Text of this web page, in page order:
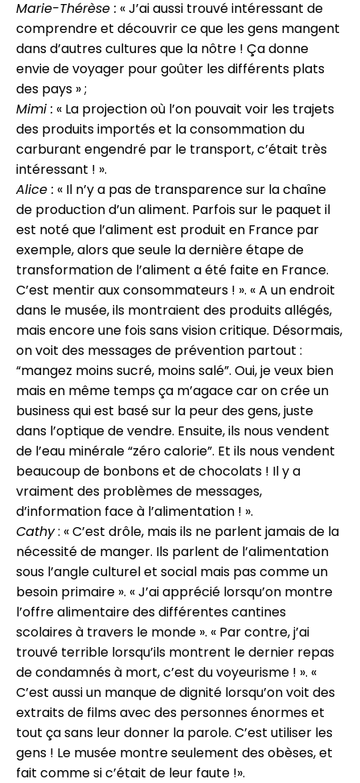
Marie-Thérèse : « J’ai aussi trouvé intéressant de
comprendre et découvrir ce que les gens mangent
dans d’autres cultures que la nôtre ! Ça donne
envie de voyager pour goûter les différents plats
des pays » ;
Mimi : « La projection où l’on pouvait voir les trajets
des produits importés et la consommation du
carburant engendré par le transport, c’était très
intéressant ! ».
Alice : « Il n’y a pas de transparence sur la chaîne
de production d’un aliment. Parfois sur le paquet il
est noté que l’aliment est produit en France par
exemple, alors que seule la dernière étape de
transformation de l’aliment a été faite en France.
C’est mentir aux consommateurs ! ». « A un endroit
dans le musée, ils montraient des produits allégés,
mais encore une fois sans vision critique. Désormais,
on voit des messages de prévention partout :
“mangez moins sucré, moins salé”. Oui, je veux bien
mais en même temps ça m’agace car on crée un
business qui est basé sur la peur des gens, juste
dans l’optique de vendre. Ensuite, ils nous vendent
de l’eau minérale “zéro calorie”. Et ils nous vendent
beaucoup de bonbons et de chocolats ! Il y a
vraiment des problèmes de messages,
d’information face à l’alimentation ! ».
Cathy: « C’est drôle, mais ils ne parlent jamais de la
nécessité de manger. Ils parlent de l’alimentation
sous l’angle culturel et social mais pas comme un
besoin primaire ». « J’ai apprécié lorsqu’on montre
l’offre alimentaire des différentes cantines
scolaires à travers le monde ». « Par contre, j’ai
trouvé terrible lorsqu’ils montrent le dernier repas
de condamnés à mort, c’est du voyeurisme ! ». «
C’est aussi un manque de dignité lorsqu’on voit des
extraits de films avec des personnes énormes et
tout ça sans leur donner la parole. C’est utiliser les
gens ! Le musée montre seulement des obèses, et
fait comme si c’était de leur faute !».